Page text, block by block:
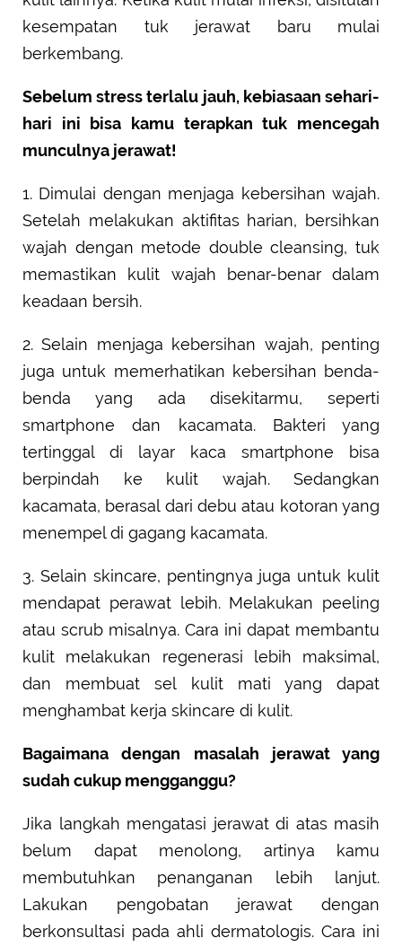
kesempatan tuk jerawat baru mulai
berkembang.
Sebelum stress terlalu jauh, kebiasaan sehari-
hari ini bisa kamu terapkan tuk mencegah
munculnya jerawat!
1. Dimulai dengan menjaga kebersihan wajah.
Setelah melakukan aktifitas harian, bersihkan
wajah dengan metode double cleansing, tuk
memastikan kulit wajah benar-benar dalam
keadaan bersih.
2. Selain menjaga kebersihan wajah, penting
juga untuk memerhatikan kebersihan benda-
benda yang ada disekitarmu, seperti
smartphone dan kacamata. Bakteri yang
tertinggal di layar kaca smartphone bisa
berpindah ke kulit wajah. Sedangkan
kacamata, berasal dari debu atau kotoran yang
menempel di gagang kacamata.
3. Selain skincare, pentingnya juga untuk kulit
mendapat perawat lebih. Melakukan peeling
atau scrub misalnya. Cara ini dapat membantu
kulit melakukan regenerasi lebih maksimal,
dan membuat sel kulit mati yang dapat
menghambat kerja skincare di kulit.
Bagaimana dengan masalah jerawat yang
sudah cukup mengganggu?
Jika langkah mengatasi jerawat di atas masih
belum dapat menolong, artinya kamu
membutuhkan penanganan lebih lanjut.
Lakukan pengobatan jerawat dengan
berkonsultasi pada ahli dermatologis. Cara ini